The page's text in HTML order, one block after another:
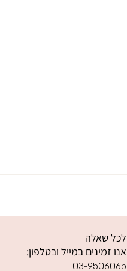
לכל שאלה
אנו זמינים במייל ובטלפון:
03-9506065